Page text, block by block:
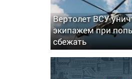
Вертолет ВСУ
экипажем при
сбежать